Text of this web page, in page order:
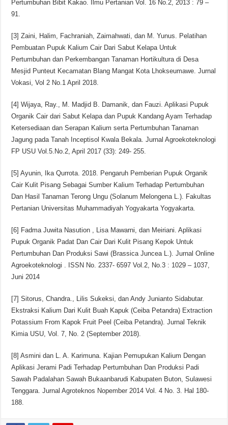
Pertumbuhan Bibit Kakao. Ilmu Pertanian Vol. 16 No.2, 2013 : 79 –
91.
[3] Zaini, Halim, Fachraniah, Zaimahwati, dan M. Yunus. Pelatihan
Pembuatan Pupuk Kalium Cair Dari Sabut Kelapa Untuk
Pertumbuhan dan Perkembangan Tanaman Hortikultura di Desa
Mesjid Punteut Kecamatan Blang Mangat Kota Lhokseumawe. Jurnal
Vokasi, Vol 2 No.1 April 2018.
[4] Wijaya, Ray., M. Madjid B. Damanik, dan Fauzi. Aplikasi Pupuk
Organik Cair dari Sabut Kelapa dan Pupuk Kandang Ayam Terhadap
Ketersediaan dan Serapan Kalium serta Pertumbuhan Tanaman
Jagung pada Tanah Inceptisol Kwala Bekala. Jurnal Agroekoteknologi
FP USU Vol.5.No.2, April 2017 (33): 249- 255.
[5] Ayunin, Ika Qurrota. 2018. Pengaruh Pemberian Pupuk Organik
Cair Kulit Pisang Sebagai Sumber Kalium Terhadap Pertumbuhan
Dan Hasil Tanaman Terong Ungu (Solanum Melongena L.). Fakultas
Pertanian Universitas Muhammadiyah Yogyakarta Yogyakarta.
[6] Fadma Juwita Nasution , Lisa Mawarni, dan Meiriani. Aplikasi
Pupuk Organik Padat Dan Cair Dari Kulit Pisang Kepok Untuk
Pertumbuhan Dan Produksi Sawi (Brassica Juncea L.). Jurnal Online
Agroekoteknologi . ISSN No. 2337- 6597 Vol.2, No.3 : 1029 – 1037,
Juni 2014
[7] Sitorus, Chandra., Lilis Sukeksi, dan Andy Junianto Sidabutar.
Ekstraksi Kalium Dari Kulit Buah Kapuk (Ceiba Petandra) Extraction
Potassium From Kapok Fruit Peel (Ceiba Petandra). Jurnal Teknik
Kimia USU, Vol. 7, No. 2 (September 2018).
[8] Asmini dan L. A. Karimuna. Kajian Pemupukan Kalium Dengan
Aplikasi Jerami Padi Terhadap Pertumbuhan Dan Produksi Padi
Sawah Padalahan Sawah Bukaanbarudi Kabupaten Buton, Sulawesi
Tenggara. Jurnal Agroteknos Nopember 2014 Vol. 4 No. 3. Hal 180-
188.